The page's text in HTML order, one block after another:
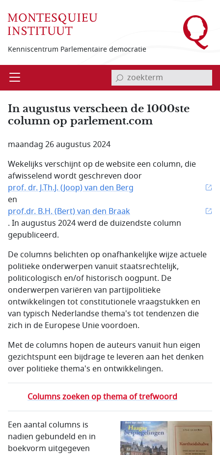
Kenniscentrum Parlementaire democratie
Open invoerveld zoekterm
In augustus verscheen de 1000ste
column op parlement.com
maandag 26 augustus 2024
Wekelijks verschijnt op de website een column, die
afwisselend wordt geschreven door
prof. dr. J.Th.J. (Joop) van den Berg
en
prof.dr. B.H. (Bert) van den Braak
. In augustus 2024 werd de duizendste column
gepubliceerd.
De columns belichten op onafhankelijke wijze actuele
politieke onderwerpen vanuit staatsrechtelijk,
politicologisch en/of historisch oogpunt. De
onderwerpen variëren van partijpolitieke
ontwikkelingen tot constitutionele vraagstukken en
van typisch Nederlandse thema's tot tendenzen die
zich in de Europese Unie voordoen.
Met de columns hopen de auteurs vanuit hun eigen
gezichtspunt een bijdrage te leveren aan het denken
over politieke thema's en ontwikkelingen.
Columns zoeken op thema of trefwoord
Een aantal columns is
nadien gebundeld en in
boekvorm uitgegeven